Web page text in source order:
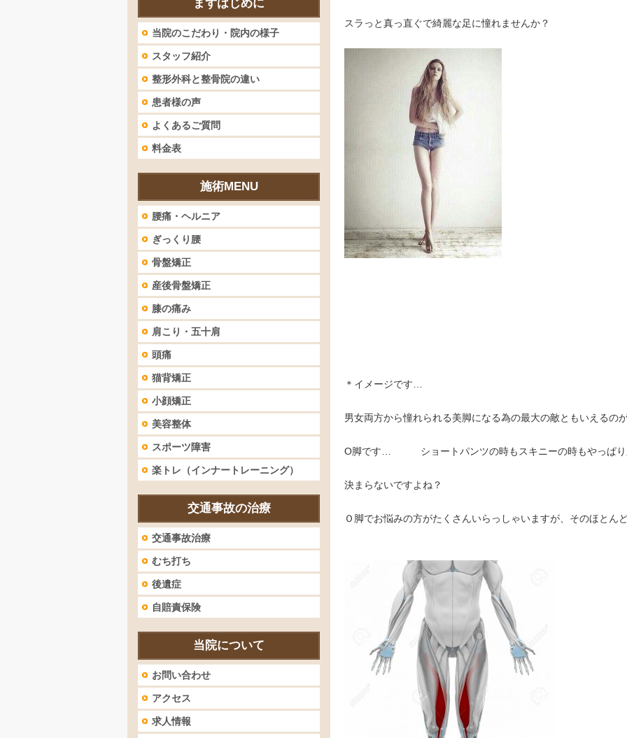
スラっと真っ直ぐで綺麗な足に憧れませんか？
＊イメージです…
男女両方から憧れられる美脚になる為の最大の敵ともいえるの
О脚です… ショートパンツの時もスキニーの時もやっぱり
決まらないですよね？
Ｏ脚でお悩みの方がたくさんいらっしゃいますが、そのほとん
まずはじめに
当院のこだわり・院内の様子
スタッフ紹介
整形外科と整骨院の違い
患者様の声
よくあるご質問
料金表
施術MENU
腰痛・ヘルニア
ぎっくり腰
骨盤矯正
産後骨盤矯正
膝の痛み
肩こり・五十肩
頭痛
猫背矯正
小顔矯正
美容整体
スポーツ障害
楽トレ（インナートレーニング）
交通事故の治療
交通事故治療
むち打ち
後遺症
自賠責保険
当院について
お問い合わせ
アクセス
求人情報